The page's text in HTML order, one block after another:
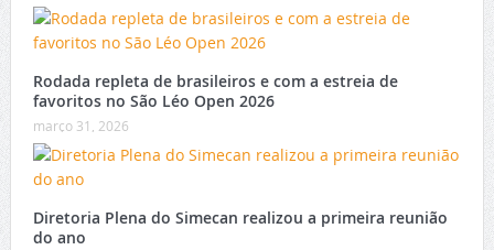
Rodada repleta de brasileiros e com a estreia de
favoritos no São Léo Open 2026
março 31, 2026
Diretoria Plena do Simecan realizou a primeira reunião
do ano